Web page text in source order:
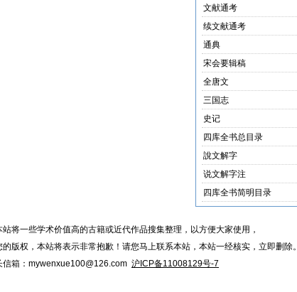
文献通考
续文献通考
通典
宋会要辑稿
全唐文
三国志
史记
四库全书总目录
說文解字
说文解字注
四库全书简明目录
将一些学术价值高的古籍或近代作品搜集整理，以方便大家使用，
版权，本站将表示非常抱歉！请您马上联系本站，本站一经核实，立即删除。
箱：mywenxue100@126.com 沪ICP备11008129号-7